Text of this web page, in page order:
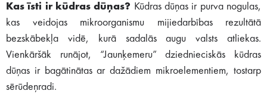
Kas īsti ir kūdras dūņas? Kūdras dūņas ir purva nogulas,
kas veidojas mikroorganismu mijiedarbības rezultātā
bezskābekļa vidē, kurā sadalās augu valsts atliekas.
Vienkāršāk runājot, “Jaunķemeru” dziednieciskās kūdras
dūņas ir bagātinātas ar dažādiem mikroelementiem, tostarp
sērūdeņradi.